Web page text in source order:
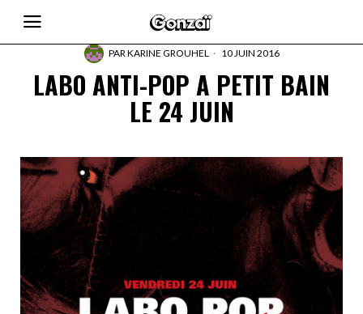
PARKARINE GROUHEL 10 JUIN 2016
LABO ANTI-POP A PETIT BAIN
LE 24 JUIN